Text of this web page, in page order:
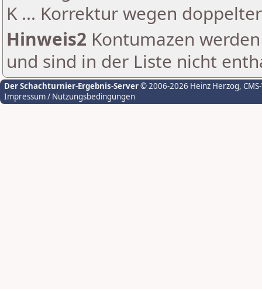
K ... Korrektur wegen
Hinweis2 Kontumazen
und sind in der Liste nicht
Der Schachturnier-Ergebnis-Server© 2006-2026 Heinz Herzog,
Impressum / Nutzungsbedingungen